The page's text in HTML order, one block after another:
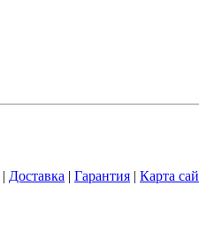
| Доставка | Гарантия | Карта